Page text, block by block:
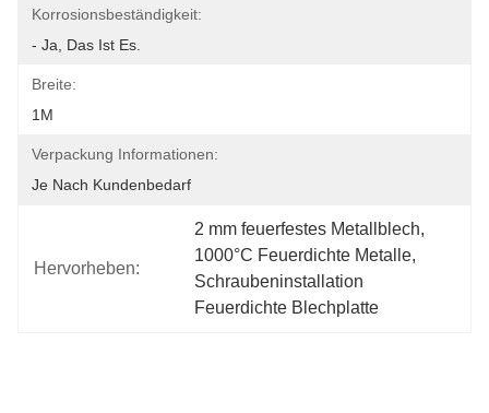
Korrosionsbeständigkeit:
- Ja, Das Ist Es.
Breite:
1M
Verpackung Informationen:
Je Nach Kundenbedarf
Hervorheben:
2 mm feuerfestes Metallblech,
1000°C Feuerdichte Metalle,
Schraubeninstallation
Feuerdichte Blechplatte